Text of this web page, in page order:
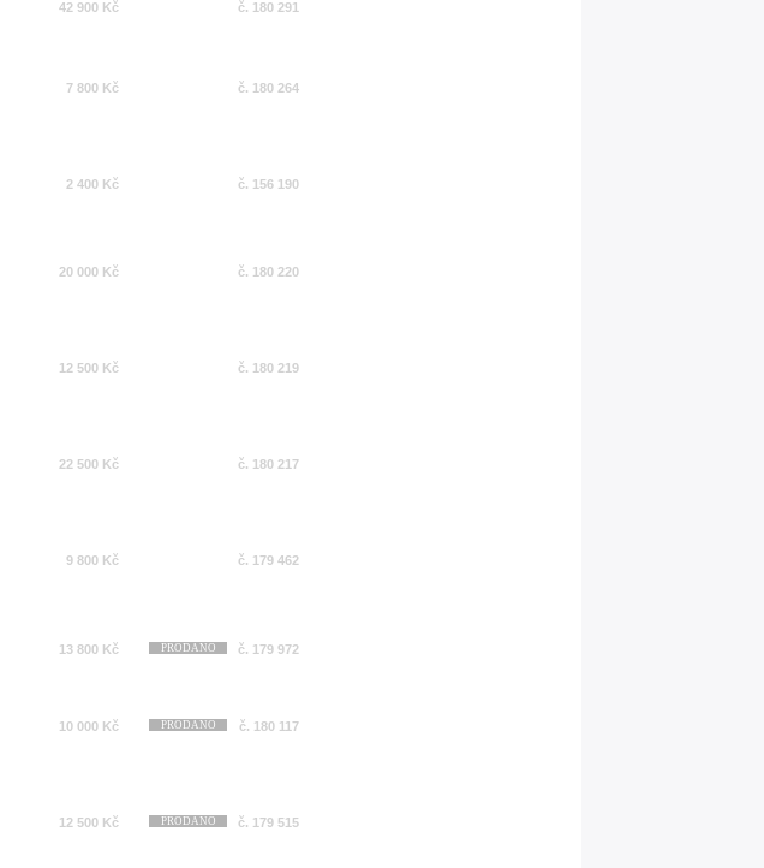
42 900 Kč č. 180 291
7 800 Kč č. 180 264
2 400 Kč č. 156 190
20 000 Kč č. 180 220
12 500 Kč č. 180 219
22 500 Kč č. 180 217
9 800 Kč č. 179 462
13 800 Kč PRODÁNO č. 179 972
10 000 Kč PRODÁNO č. 180 117
12 500 Kč PRODÁNO č. 179 515